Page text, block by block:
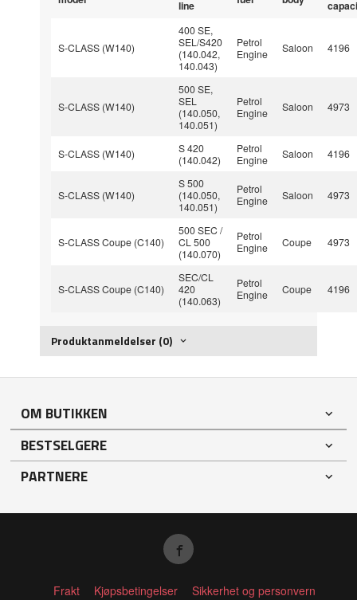
line
S-CLASS (W140)
400 SE,
SEL/S420
(140.042,
140.043)
Petrol
Engine
Saloon 4196
S-CLASS (W140)
500 SE,
SEL
(140.050,
140.051)
Petrol
Engine
Saloon 4973
S-CLASS (W140)
S 420
(140.042)
Petrol
Engine
Saloon 4196
S-CLASS (W140)
S 500
(140.050,
140.051)
Petrol
Engine
Saloon 4973
S-CLASS Coupe (C140)
500 SEC /
CL 500
(140.070)
Petrol
Engine
Coupe 4973
S-CLASS Coupe (C140)
SEC/CL
420
(140.063)
Petrol
Engine
Coupe 4196
Produktanmeldelser (0)
OM BUTIKKEN
BESTSELGERE
PARTNERE
Frakt Kjøpsbetingelser Sikkerhet og personvern